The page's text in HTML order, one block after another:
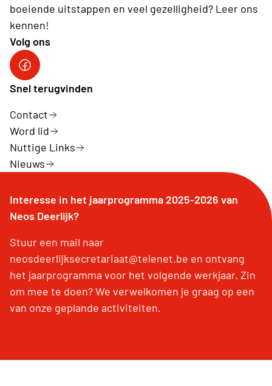
boeiende uitstappen en veel gezelligheid? Leer ons
kennen!
Volg ons
Facebook
Snel terugvinden
Contact
Word lid
Nuttige Links
Nieuws
Interesse in het jaarprogramma 2025-2026 van
Neos Deerlijk?
Stuur een mail naar
neosdeerlijksecretariaat@telenet.be en ontvang
het jaarprogramma voor het volgende werkjaar. Zin
om mee te doen? We verwelkomen je graag op een
van onze geplande activiteiten.